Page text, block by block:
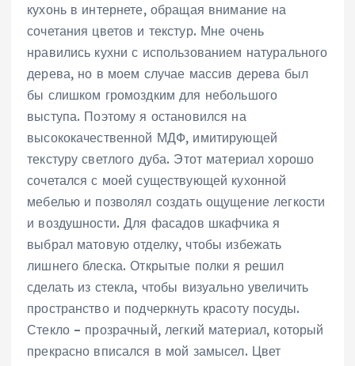
кухонь в интернете, обращая внимание на
сочетания цветов и текстур. Мне очень
нравились кухни с использованием натурального
дерева, но в моем случае массив дерева был
бы слишком громоздким для небольшого
выступа. Поэтому я остановился на
высококачественной МДФ, имитирующей
текстуру светлого дуба. Этот материал хорошо
сочетался с моей существующей кухонной
мебелью и позволял создать ощущение легкости
и воздушности. Для фасадов шкафчика я
выбрал матовую отделку, чтобы избежать
лишнего блеска. Открытые полки я решил
сделать из стекла, чтобы визуально увеличить
пространство и подчеркнуть красоту посуды.
Стекло – прозрачный, легкий материал, который
прекрасно вписался в мой замысел. Цвет